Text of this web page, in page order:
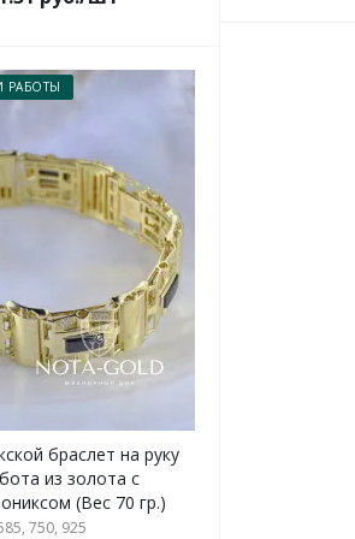
РАБОТЫ
браслет на руку
из золота с
(Вес 70 гр.)
750, 925